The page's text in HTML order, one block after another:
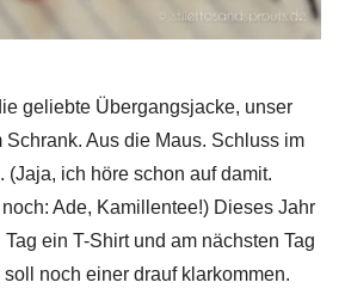
geliebte Übergangsjacke, unser
Schrank. Aus die Maus. Schluss im
(Jaja, ich höre schon auf damit.
Ade, Kamillentee!) Dieses Jahr
ein T-Shirt und am nächsten Tag
noch einer drauf klarkommen.